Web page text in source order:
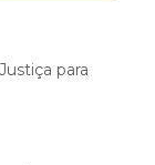
para